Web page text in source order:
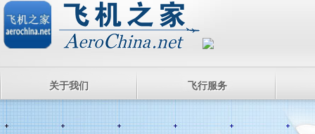
关于我们 飞行服务